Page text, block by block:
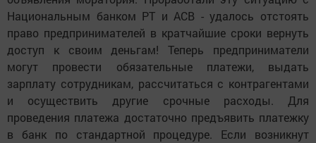
Национальным банком РТ и АСВ - удалось отстоять
право предпринимателей в кратчайшие сроки вернуть
доступ к своим деньгам! Теперь предприниматели
могут провести обязательные платежи, выдать
зарплату сотрудникам, рассчитаться с контрагентами
и осуществить другие срочные расходы. Для
проведения платежа достаточно предъявить платежку
в банк по стандартной процедуре. Если возникнут